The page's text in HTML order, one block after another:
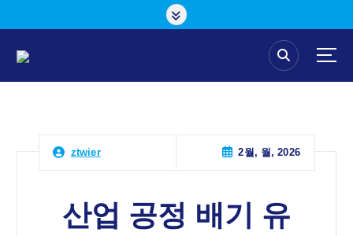
ztwier 2월, 월, 2026
산업 공정 배기 유